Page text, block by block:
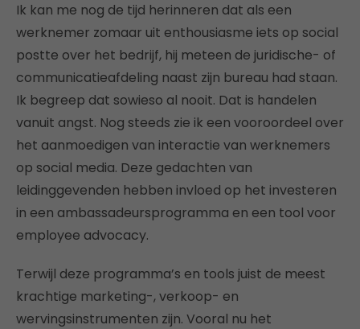
Ik kan me nog de tijd herinneren dat als een
werknemer zomaar uit enthousiasme iets op social
postte over het bedrijf, hij meteen de juridische- of
communicatieafdeling naast zijn bureau had staan.
Ik begreep dat sowieso al nooit. Dat is handelen
vanuit angst. Nog steeds zie ik een vooroordeel over
het aanmoedigen van interactie van werknemers
op social media. Deze gedachten van
leidinggevenden hebben invloed op het investeren
in een ambassadeursprogramma en een tool voor
employee advocacy.
Terwijl deze programma’s en tools juist de meest
krachtige marketing-, verkoop- en
wervingsinstrumenten zijn. Vooral nu het